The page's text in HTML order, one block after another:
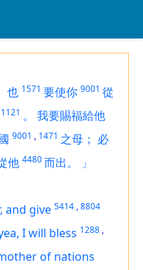
也 1571 要使你 9001 從
1121 。 我要賜福給他
9001 , 1471 之母； 必
他 4480而出。
」
and give 5414 ,8804
I will bless 1288 ,
of nations